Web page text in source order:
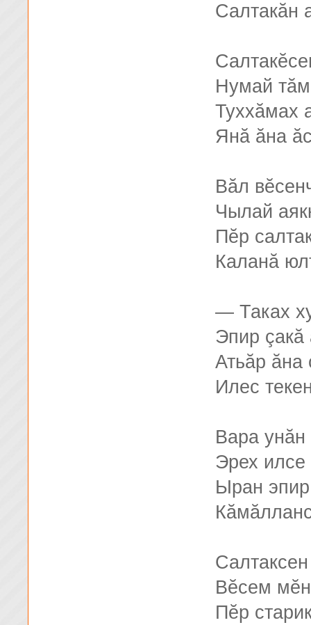
Салтакăн
Нумай
Туххăмах
Янă ăна
Вăл
Чылай
Пĕр
Каланă
— Таках
Эпир çакă
Атьăр ăна
Илес
Вара унăн
Эрех илсе
Ыран
Вĕсем
Пĕр